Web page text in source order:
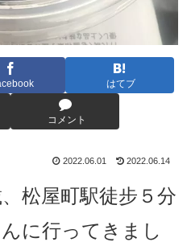
はてブ
コメント
2022.06.01 2022.06.14
松屋町駅徒步５分
に行ってきまし